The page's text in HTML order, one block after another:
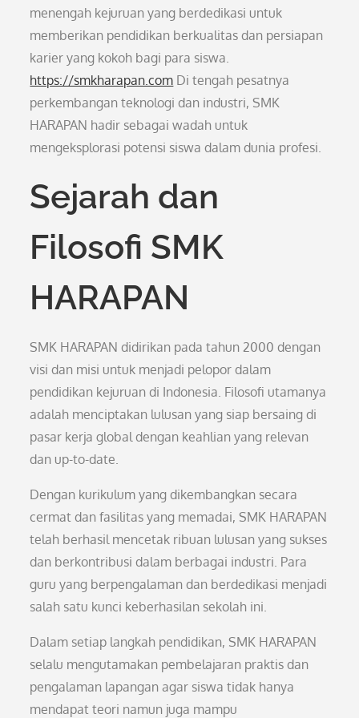
menengah kejuruan yang berdedikasi untuk
memberikan pendidikan berkualitas dan persiapan
karier yang kokoh bagi para siswa.
https://smkharapan.com Di tengah pesatnya
perkembangan teknologi dan industri, SMK
HARAPAN hadir sebagai wadah untuk
mengeksplorasi potensi siswa dalam dunia profesi.
Sejarah dan
Filosofi SMK
HARAPAN
SMK HARAPAN didirikan pada tahun 2000 dengan
visi dan misi untuk menjadi pelopor dalam
pendidikan kejuruan di Indonesia. Filosofi utamanya
adalah menciptakan lulusan yang siap bersaing di
pasar kerja global dengan keahlian yang relevan
dan up-to-date.
Dengan kurikulum yang dikembangkan secara
cermat dan fasilitas yang memadai, SMK HARAPAN
telah berhasil mencetak ribuan lulusan yang sukses
dan berkontribusi dalam berbagai industri. Para
guru yang berpengalaman dan berdedikasi menjadi
salah satu kunci keberhasilan sekolah ini.
Dalam setiap langkah pendidikan, SMK HARAPAN
selalu mengutamakan pembelajaran praktis dan
pengalaman lapangan agar siswa tidak hanya
mendapat teori namun juga mampu